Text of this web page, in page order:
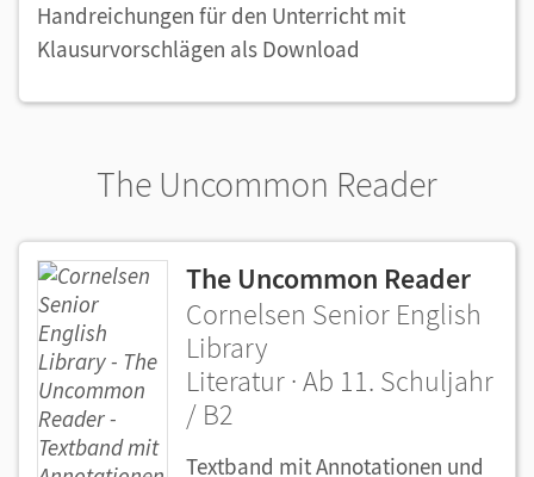
Handreichungen für den Unterricht mit
Klausurvorschlägen als Download
The Uncommon Reader
The Uncommon Reader
Cornelsen Senior English
Library
Literatur · Ab 11. Schuljahr
/ B2
Textband mit Annotationen und